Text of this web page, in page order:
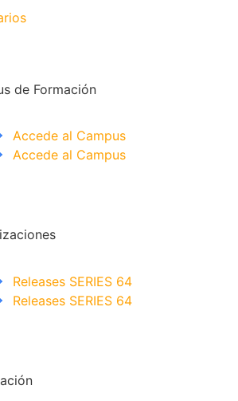
de Formación
Accede al Campus
Accede al Campus
Releases SERIES 64
Releases SERIES 64